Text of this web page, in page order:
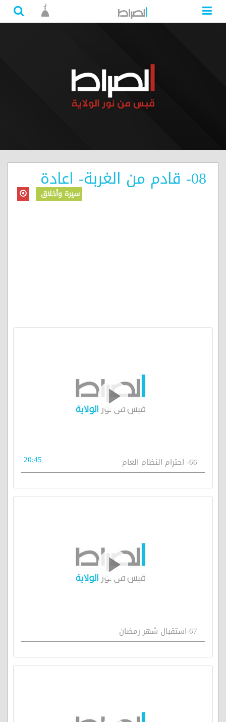
08- قادم من الغربة- اعادة
سيرة وأخلاق
66- احترام النظام العام 20:45
67-استقبال شهر رمضان